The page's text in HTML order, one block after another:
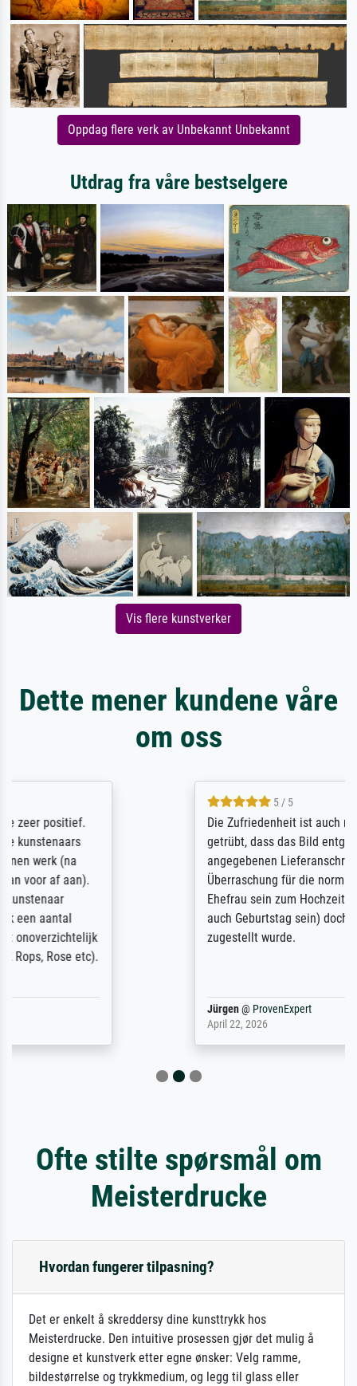
Oppdag flere verk av Unbekannt Unbekannt
Utdrag fra våre bestselgere
Vis flere kunstverker
Dette mener kundene våre
om oss
Die Zufriedenheit ist auch nicht dadurch
getrübt, dass das Bild entgegen einer
angegebenen Lieferanschrift (sollte eine
Überraschung für die normannische
Ehefrau sein zum Hochzeits- gleichzeitig
auch Geburtstag sein) doch nach zu Hause
zugestellt wurde.
Ofte stilte spørsmål om
Meisterdrucke
Hvordan fungerer tilpasning?
Det er enkelt å skreddersy dine kunsttrykk hos
Meisterdrucke. Den intuitive prosessen gjør det mulig å
designe et kunstverk etter egne ønsker: Velg ramme,
bildestørrelse og trykkmedium, og legg til glass eller